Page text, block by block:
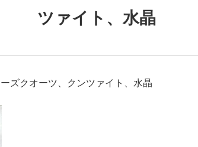
ツァイト、水晶
ズクオーツ、クンツァイト、水晶